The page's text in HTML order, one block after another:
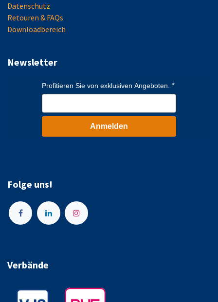
Datenschutz
Retouren & FAQs
Downloadbereich
Newsletter
Profitieren Sie von exklusiven Angeboten.
Anmelden
Folge uns!
Verbände